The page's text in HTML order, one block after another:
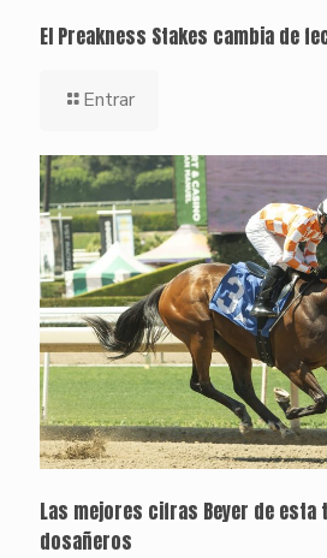
El Preakness Stakes cambia de
Entrar
Las mejores cifras Beyer de
dosañeros